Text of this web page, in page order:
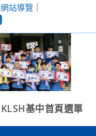
網站導覽｜
KLSH基中首頁選單